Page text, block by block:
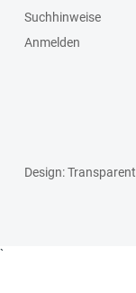
Suchhinweise
Anmelden
Design: Transparent
`